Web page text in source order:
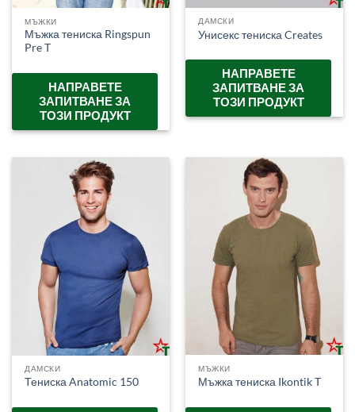
МЪЖКИ
Мъжка тениска Ringspun
Pre T
НАПРАВЕТЕ
ЗАПИТВАНЕ ЗА
ТОЗИ ПРОДУКТ
ДАМСКИ
Унисекс тениска Creates
НАПРАВЕТЕ
ЗАПИТВАНЕ ЗА
ТОЗИ ПРОДУКТ
ДАМСКИ
Тениска Anatomic 150
МЪЖКИ
Мъжка тениска Ikontik T